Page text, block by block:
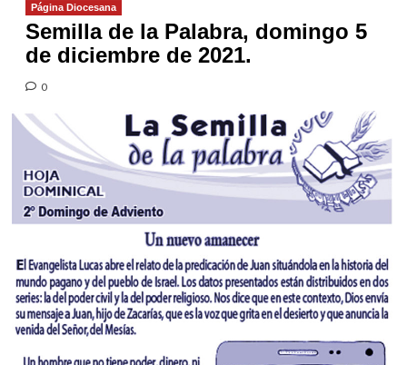
Página Diocesana
Semilla de la Palabra, domingo 5
de diciembre de 2021.
0